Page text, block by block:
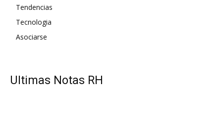
Tendencias
Tecnologia
Asociarse
UItimas Notas RH